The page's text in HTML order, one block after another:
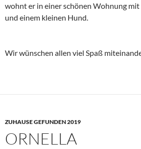
wohnt er in einer schönen Wohnung
und einem kleinen Hund.
Wir wünschen allen viel Spaß
ZUHAUSE GEFUNDEN 2019
ORNELLA